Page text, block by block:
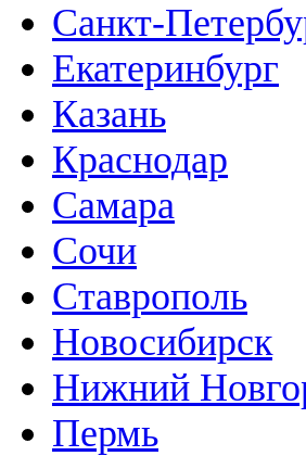
Санкт-
Екатеринбург
Казань
Краснодар
Самара
Сочи
Ставрополь
Новосибирск
Нижний
Пермь